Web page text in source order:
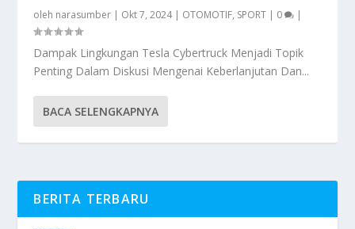
oleh narasumber | Okt 7, 2024| OTOMOTIF, SPORT | 0 |
Dampak Lingkungan Tesla Cybertruck Menjadi Topik
Penting Dalam Diskusi Mengenai Keberlanjutan Dan...
BACA SELENGKAPNYA
BERITA TERBARU